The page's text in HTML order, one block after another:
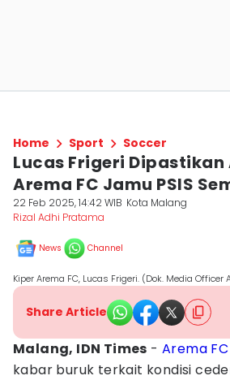
Home Sport Soccer
Lucas Frigeri Dipastikan
Arema FC Jamu PSIS
22 Feb 2025, 14:42 WIB Kota Malang
Rizal Adhi Pratama
News Channel
Kiper Arema FC, Lucas Frigeri. (Dok. Media Officer
Share Article
Malang, IDN Times -Arema FC
kabar buruk terkait kondisi